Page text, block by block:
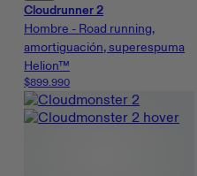
Cloudrunner 2
Hombre - Road running,
amortiguación, superespuma
Helion™
$899.990